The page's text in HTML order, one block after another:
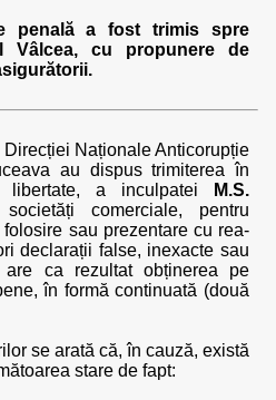
penală a fost trimis spre
Vâlcea, cu propunere de
Naționale Anticorupție
au dispus trimiterea în
a inculpatei
M.S.
comerciale, pentru
sau prezentare cu rea-
declarații false, inexacte sau
are ca rezultat obținerea pe
în formă continuată (două
se arată că, în cauză, există
stare de fapt: